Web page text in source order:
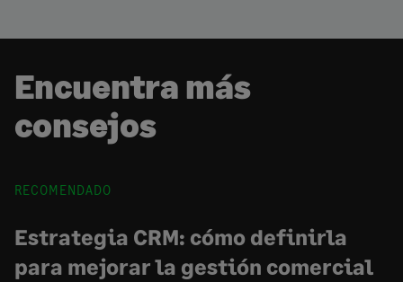
Encuentra más
consejos
RECOMENDADO
Estrategia CRM: cómo definirla
para mejorar la gestión comercial